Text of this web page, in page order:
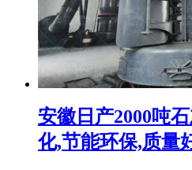
安徽日产2000吨
化,节能环保,质量